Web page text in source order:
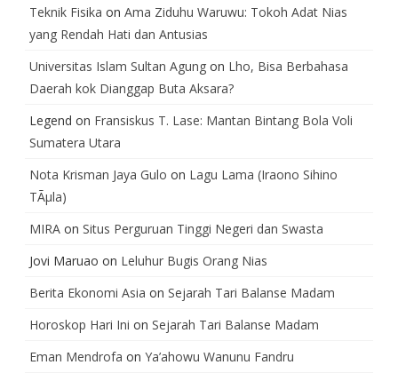
Teknik Fisika on Ama Ziduhu Waruwu: Tokoh Adat Nias
yang Rendah Hati dan Antusias
Universitas Islam Sultan Agung on Lho, Bisa Berbahasa
Daerah kok Dianggap Buta Aksara?
Legend on Fransiskus T. Lase: Mantan Bintang Bola Voli
Sumatera Utara
Nota Krisman Jaya Gulo on Lagu Lama (Iraono Sihino
TÃµla)
MIRA on Situs Perguruan Tinggi Negeri dan Swasta
Jovi Maruao on Leluhur Bugis Orang Nias
Berita Ekonomi Asia on Sejarah Tari Balanse Madam
Horoskop Hari Ini on Sejarah Tari Balanse Madam
Eman Mendrofa on Ya’ahowu Wanunu Fandru